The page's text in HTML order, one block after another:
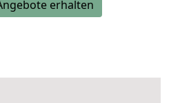
erhalten